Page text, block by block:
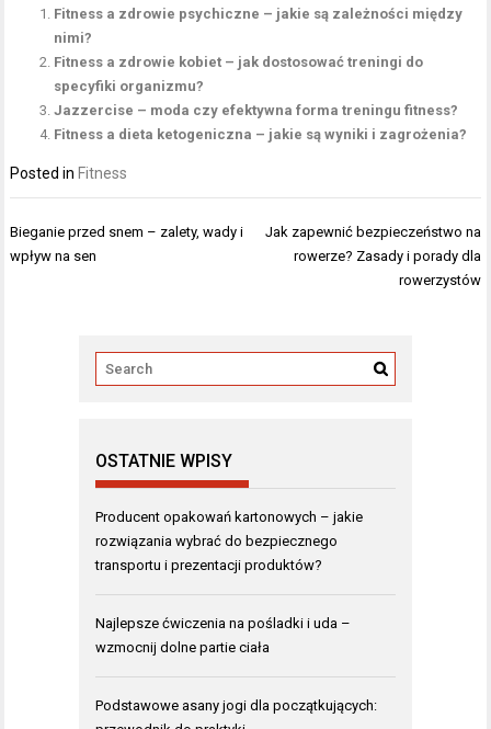
Fitness a zdrowie psychiczne – jakie są zależności między
nimi?
Fitness a zdrowie kobiet – jak dostosować treningi do
specyfiki organizmu?
Jazzercise – moda czy efektywna forma treningu fitness?
Fitness a dieta ketogeniczna – jakie są wyniki i zagrożenia?
Posted in Fitness
Nawigacja
wpisu
Bieganie przed snem – zalety, wady i
wpływ na sen
Jak zapewnić bezpieczeństwo na
rowerze? Zasady i porady dla
rowerzystów
OSTATNIE WPISY
Producent opakowań kartonowych – jakie
rozwiązania wybrać do bezpiecznego
transportu i prezentacji produktów?
Najlepsze ćwiczenia na pośladki i uda –
wzmocnij dolne partie ciała
Podstawowe asany jogi dla początkujących: